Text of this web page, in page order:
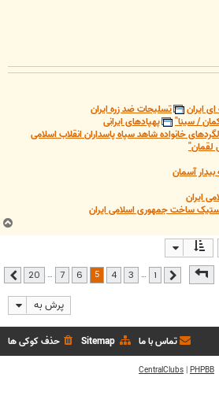
ایران
تسلیحات ضد زره ایران
/ سینا"
پهپادهای ایرانی
خانواده شاهد سپاه پاسداران انقلاب اسلامی
آسمان
ایران
ساخت جمهوری اسلامی ایران
ب
ا
از20 قبلی …
3
4
5
6
7
…
20 بعدی
پرش به
حذف کوکی ها Sitemap تماس با ما
PHPBB
|
CentralClubs